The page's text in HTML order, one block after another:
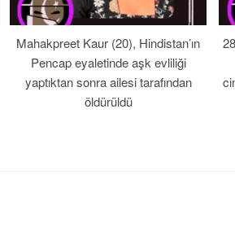
Mahakpreet Kaur (20), Hindistan’ın
Pencap eyaletinde aşk evliliği
yaptıktan sonra ailesi tarafından
öldürüldü